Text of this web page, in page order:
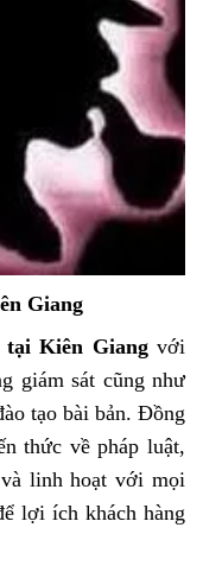
Giang
tại Kiên Giangvới
giám sát cũng như
tạo bài bản. Đồng
thức về pháp luật,
linh hoạt với mọi
lợi ích khách hàng